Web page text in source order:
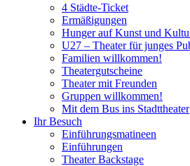
4 Städte-Ticket
Ermäßigungen
Hunger auf Kunst und
U27 – Theater für junges
Familien willkommen!
Theatergutscheine
Theater mit Freunden
Gruppen willkommen!
Mit dem Bus ins Stadttheater
Ihr Besuch
Einführungsmatineen
Einführungen
Theater Backstage